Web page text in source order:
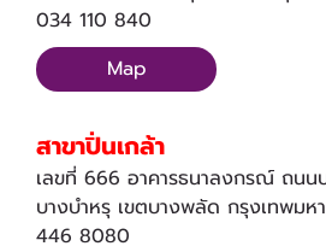
034 110 840
Map
สาขาปิ่นเกล้า
เลขที่ 666 อาคารธนาลงกรณ์ ถนน
บางบำหรุ เขตบางพลัด กรุงเทพมห
446 8080